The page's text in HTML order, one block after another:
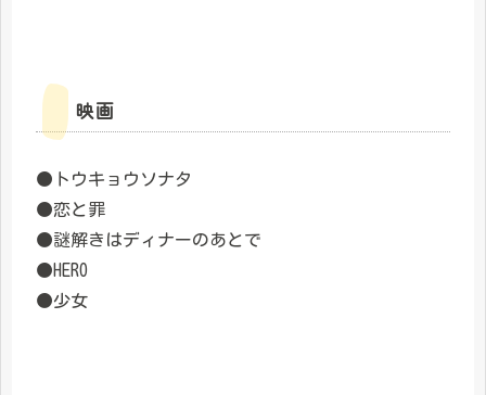
映画
●トウキョウソナタ
●恋と罪
●謎解きはディナーのあとで
●HERO
●少女